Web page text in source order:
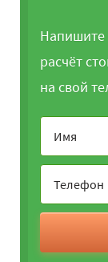
Напишите
расчёт
на свой